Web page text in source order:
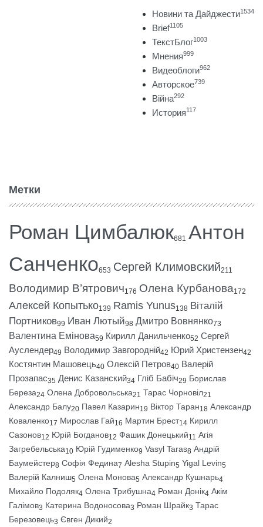
Новини та Дайджести1534
Brief1105
ТекстБлог1003
Мнения999
Видеоблоги962
Авторское739
Війна292
История117
Метки
Роман Цимбалюк681 Антон
Санченко653 Сергей Климовский211
Володимир В’ятрович176 Олена Курбанова172
Алексей Копытько139 Ramis Yunus138 Віталій
Портников99 Иван Лютый98 Дмитро Вовнянко73
Валентина Емінова59 Кирилл Данильченко52 Сергей
Ауслендер49 Володимир Завгородній42 Юрий Христензен42
Костянтин Машовець40 Олексій Петров40 Валерій
Прозапас35 Денис Казанский34 Гліб Бабіч29 Борислав
Береза24 Олена Добровольська21 Тарас Чорновіл21
Александр Балу20 Павел Казарин19 Віктор Таран18 Александр
Коваленко17 Мирослав Гай16 Мартин Брест14 Кирилл
Сазонов12 Юрій Богданов12 Фашик Донецький11 Агія
Загребельська10 Юрій Гудименко9 Vasyl Taras8 Андрій
Баумейстер8 Софія Федина7 Alesha Stupin5 Yigal Levin5
Валерій Калниш5 Олена Монова5 Александр Кушнарь4
Михайло Подоляк4 Олена Трибушна4 Роман Донік4 Акім
Галімов3 Катерина Водоносова3 Роман Шрайк3 Тарас
Березовець3 Євген Дикий2